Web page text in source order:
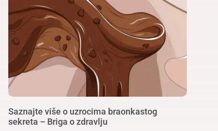
Saznajte više o uzrocima braonkastog
sekreta – Briga o zdravlju